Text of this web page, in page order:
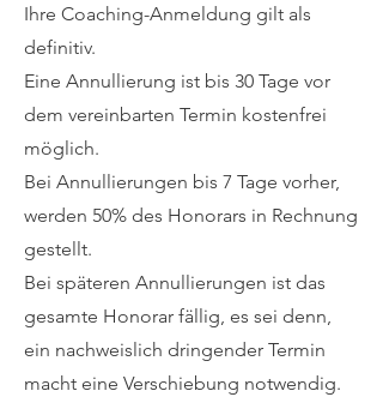
Ihre Coaching-Anmeldung gilt als
definitiv.
Eine Annullierung ist bis 30 Tage vor
dem vereinbarten Termin kostenfrei
möglich.
Bei Annullierungen bis 7 Tage vorher,
werden 50% des Honorars in Rechnung
gestellt.
Bei späteren Annullierungen ist das
gesamte Honorar fällig, es sei denn,
ein nachweislich dringender Termin
macht eine Verschiebung notwendig.